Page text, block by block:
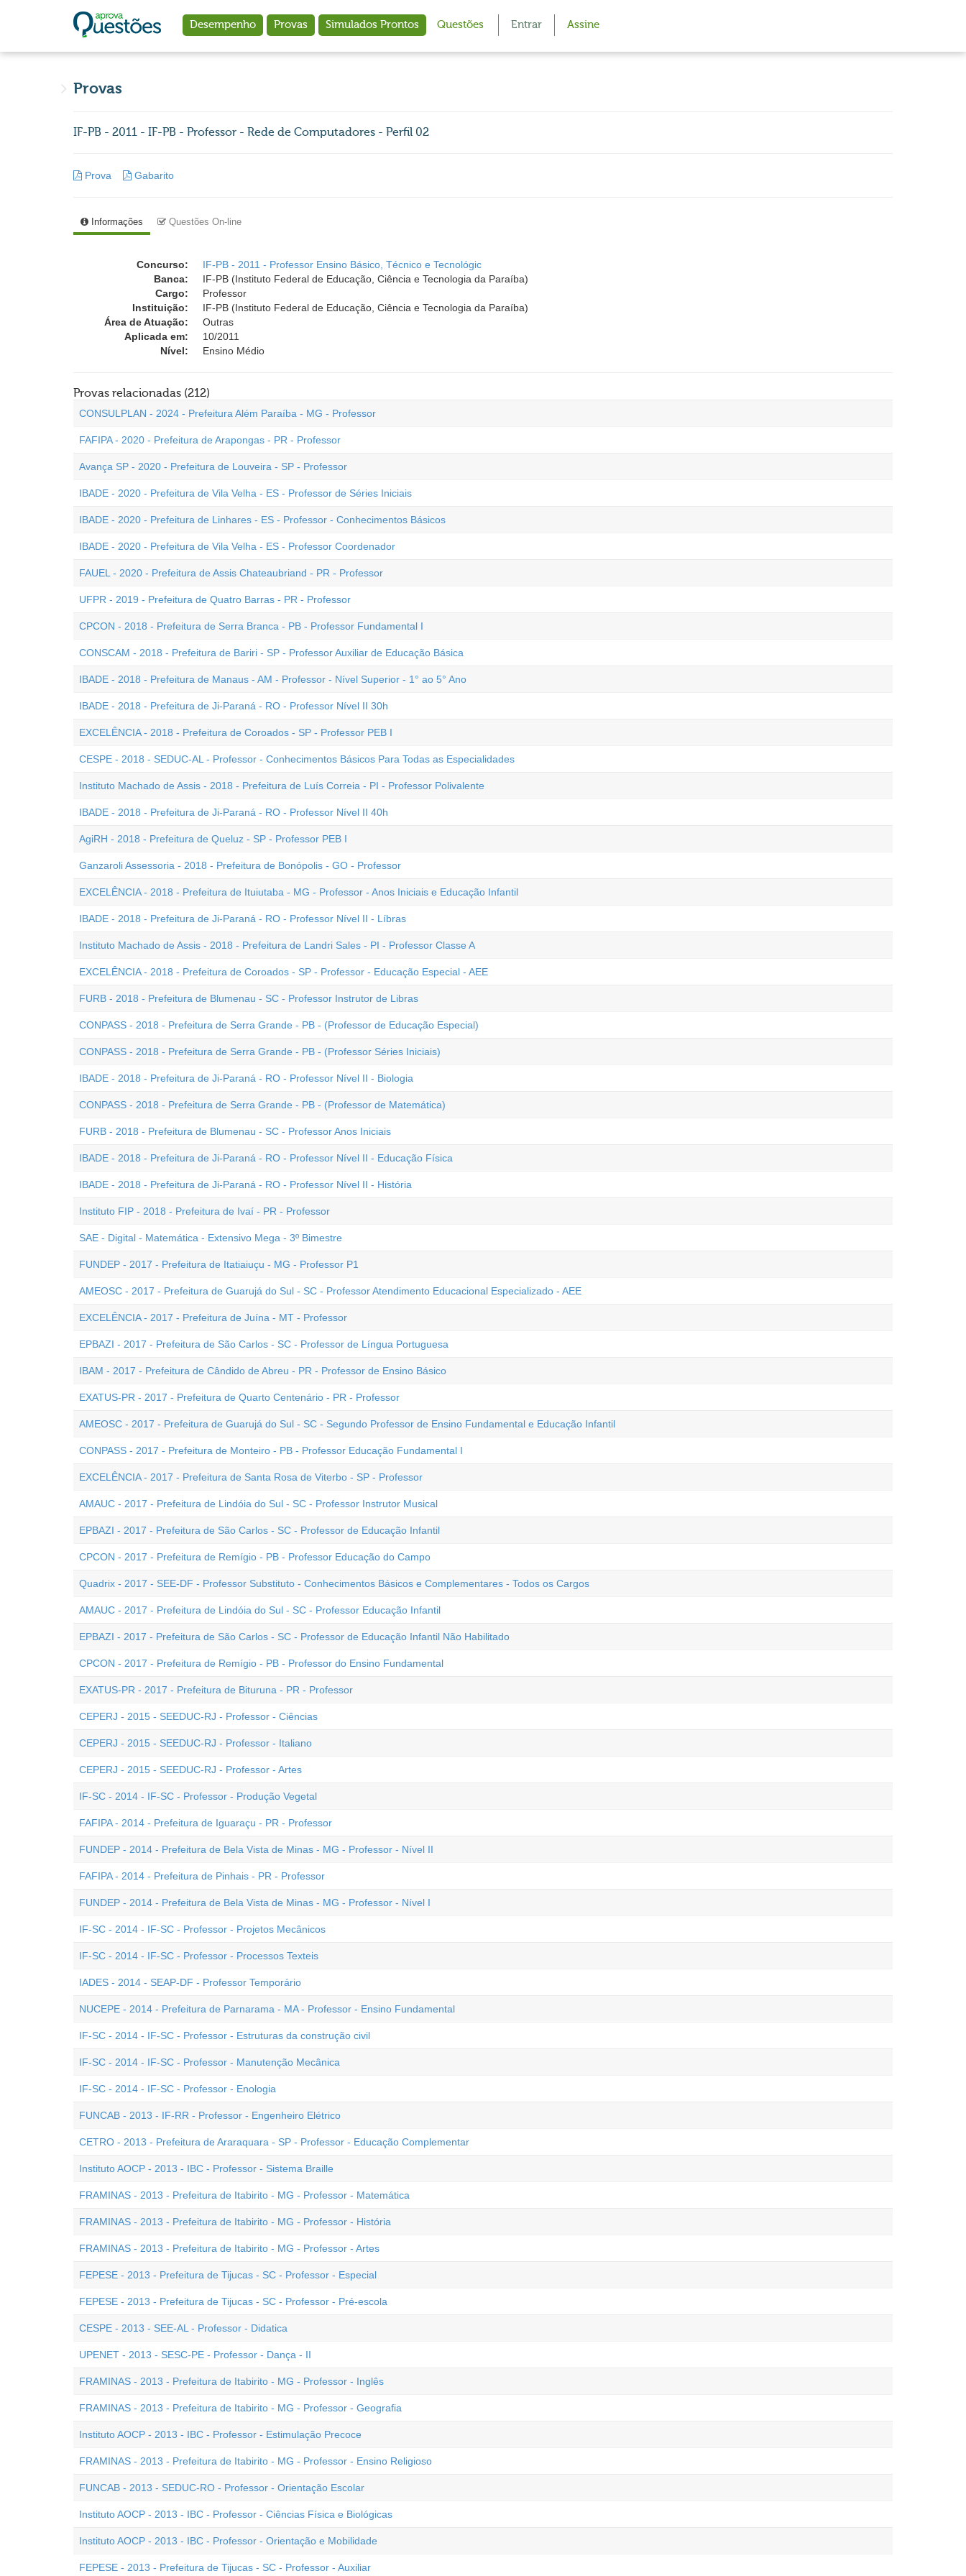
Desempenho Provas Simulados Prontos Questões Entrar Assine
Provas
IF-PB - 2011 - IF-PB - Professor - Rede de Computadores - Perfil 02
Prova Gabarito
Informações Questões On-line
Concurso:
IF-PB - 2011 - Professor Ensino Básico, Técnico e Tecnológic
Banca:
IF-PB (Instituto Federal de Educação, Ciência e Tecnologia da Paraíba)
Cargo:
Professor
Instituição:
IF-PB (Instituto Federal de Educação, Ciência e Tecnologia da Paraíba)
Área de Atuação:
Outras
Aplicada em:
10/2011
Nível:
Ensino Médio
Provas relacionadas (212)
CONSULPLAN - 2024 - Prefeitura Além Paraíba - MG - Professor
FAFIPA - 2020 - Prefeitura de Arapongas - PR - Professor
Avança SP - 2020 - Prefeitura de Louveira - SP - Professor
IBADE - 2020 - Prefeitura de Vila Velha - ES - Professor de Séries Iniciais
IBADE - 2020 - Prefeitura de Linhares - ES - Professor - Conhecimentos Básicos
IBADE - 2020 - Prefeitura de Vila Velha - ES - Professor Coordenador
FAUEL - 2020 - Prefeitura de Assis Chateaubriand - PR - Professor
UFPR - 2019 - Prefeitura de Quatro Barras - PR - Professor
CPCON - 2018 - Prefeitura de Serra Branca - PB - Professor Fundamental I
CONSCAM - 2018 - Prefeitura de Bariri - SP - Professor Auxiliar de Educação Básica
IBADE - 2018 - Prefeitura de Manaus - AM - Professor - Nível Superior - 1° ao 5° Ano
IBADE - 2018 - Prefeitura de Ji-Paraná - RO - Professor Nível II 30h
EXCELÊNCIA - 2018 - Prefeitura de Coroados - SP - Professor PEB I
CESPE - 2018 - SEDUC-AL - Professor - Conhecimentos Básicos Para Todas as Especialidades
Instituto Machado de Assis - 2018 - Prefeitura de Luís Correia - PI - Professor Polivalente
IBADE - 2018 - Prefeitura de Ji-Paraná - RO - Professor Nível II 40h
AgiRH - 2018 - Prefeitura de Queluz - SP - Professor PEB I
Ganzaroli Assessoria - 2018 - Prefeitura de Bonópolis - GO - Professor
EXCELÊNCIA - 2018 - Prefeitura de Ituiutaba - MG - Professor - Anos Iniciais e Educação Infantil
IBADE - 2018 - Prefeitura de Ji-Paraná - RO - Professor Nível II - Líbras
Instituto Machado de Assis - 2018 - Prefeitura de Landri Sales - PI - Professor Classe A
EXCELÊNCIA - 2018 - Prefeitura de Coroados - SP - Professor - Educação Especial - AEE
FURB - 2018 - Prefeitura de Blumenau - SC - Professor Instrutor de Libras
CONPASS - 2018 - Prefeitura de Serra Grande - PB - (Professor de Educação Especial)
CONPASS - 2018 - Prefeitura de Serra Grande - PB - (Professor Séries Iniciais)
IBADE - 2018 - Prefeitura de Ji-Paraná - RO - Professor Nível II - Biologia
CONPASS - 2018 - Prefeitura de Serra Grande - PB - (Professor de Matemática)
FURB - 2018 - Prefeitura de Blumenau - SC - Professor Anos Iniciais
IBADE - 2018 - Prefeitura de Ji-Paraná - RO - Professor Nível II - Educação Física
IBADE - 2018 - Prefeitura de Ji-Paraná - RO - Professor Nível II - História
Instituto FIP - 2018 - Prefeitura de Ivaí - PR - Professor
SAE - Digital - Matemática - Extensivo Mega - 3º Bimestre
FUNDEP - 2017 - Prefeitura de Itatiaiuçu - MG - Professor P1
AMEOSC - 2017 - Prefeitura de Guarujá do Sul - SC - Professor Atendimento Educacional Especializado - AEE
EXCELÊNCIA - 2017 - Prefeitura de Juína - MT - Professor
EPBAZI - 2017 - Prefeitura de São Carlos - SC - Professor de Língua Portuguesa
IBAM - 2017 - Prefeitura de Cândido de Abreu - PR - Professor de Ensino Básico
EXATUS-PR - 2017 - Prefeitura de Quarto Centenário - PR - Professor
AMEOSC - 2017 - Prefeitura de Guarujá do Sul - SC - Segundo Professor de Ensino Fundamental e Educação Infantil
CONPASS - 2017 - Prefeitura de Monteiro - PB - Professor Educação Fundamental I
EXCELÊNCIA - 2017 - Prefeitura de Santa Rosa de Viterbo - SP - Professor
AMAUC - 2017 - Prefeitura de Lindóia do Sul - SC - Professor Instrutor Musical
EPBAZI - 2017 - Prefeitura de São Carlos - SC - Professor de Educação Infantil
CPCON - 2017 - Prefeitura de Remígio - PB - Professor Educação do Campo
Quadrix - 2017 - SEE-DF - Professor Substituto - Conhecimentos Básicos e Complementares - Todos os Cargos
AMAUC - 2017 - Prefeitura de Lindóia do Sul - SC - Professor Educação Infantil
EPBAZI - 2017 - Prefeitura de São Carlos - SC - Professor de Educação Infantil Não Habilitado
CPCON - 2017 - Prefeitura de Remígio - PB - Professor do Ensino Fundamental
EXATUS-PR - 2017 - Prefeitura de Bituruna - PR - Professor
CEPERJ - 2015 - SEEDUC-RJ - Professor - Ciências
CEPERJ - 2015 - SEEDUC-RJ - Professor - Italiano
CEPERJ - 2015 - SEEDUC-RJ - Professor - Artes
IF-SC - 2014 - IF-SC - Professor - Produção Vegetal
FAFIPA - 2014 - Prefeitura de Iguaraçu - PR - Professor
FUNDEP - 2014 - Prefeitura de Bela Vista de Minas - MG - Professor - Nível II
FAFIPA - 2014 - Prefeitura de Pinhais - PR - Professor
FUNDEP - 2014 - Prefeitura de Bela Vista de Minas - MG - Professor - Nível I
IF-SC - 2014 - IF-SC - Professor - Projetos Mecânicos
IF-SC - 2014 - IF-SC - Professor - Processos Texteis
IADES - 2014 - SEAP-DF - Professor Temporário
NUCEPE - 2014 - Prefeitura de Parnarama - MA - Professor - Ensino Fundamental
IF-SC - 2014 - IF-SC - Professor - Estruturas da construção civil
IF-SC - 2014 - IF-SC - Professor - Manutenção Mecânica
IF-SC - 2014 - IF-SC - Professor - Enologia
FUNCAB - 2013 - IF-RR - Professor - Engenheiro Elétrico
CETRO - 2013 - Prefeitura de Araraquara - SP - Professor - Educação Complementar
Instituto AOCP - 2013 - IBC - Professor - Sistema Braille
FRAMINAS - 2013 - Prefeitura de Itabirito - MG - Professor - Matemática
FRAMINAS - 2013 - Prefeitura de Itabirito - MG - Professor - História
FRAMINAS - 2013 - Prefeitura de Itabirito - MG - Professor - Artes
FEPESE - 2013 - Prefeitura de Tijucas - SC - Professor - Especial
FEPESE - 2013 - Prefeitura de Tijucas - SC - Professor - Pré-escola
CESPE - 2013 - SEE-AL - Professor - Didatica
UPENET - 2013 - SESC-PE - Professor - Dança - II
FRAMINAS - 2013 - Prefeitura de Itabirito - MG - Professor - Inglês
FRAMINAS - 2013 - Prefeitura de Itabirito - MG - Professor - Geografia
Instituto AOCP - 2013 - IBC - Professor - Estimulação Precoce
FRAMINAS - 2013 - Prefeitura de Itabirito - MG - Professor - Ensino Religioso
FUNCAB - 2013 - SEDUC-RO - Professor - Orientação Escolar
Instituto AOCP - 2013 - IBC - Professor - Ciências Física e Biológicas
Instituto AOCP - 2013 - IBC - Professor - Orientação e Mobilidade
FEPESE - 2013 - Prefeitura de Tijucas - SC - Professor - Auxiliar